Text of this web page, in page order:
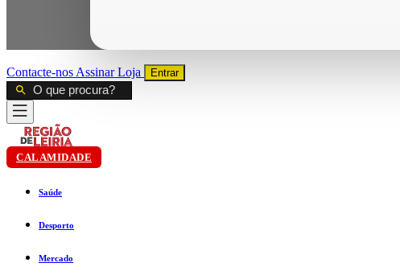
Contacte-nos AssinarLoja Entrar
CALAMIDADE
Saúde
Desporto
Mercado